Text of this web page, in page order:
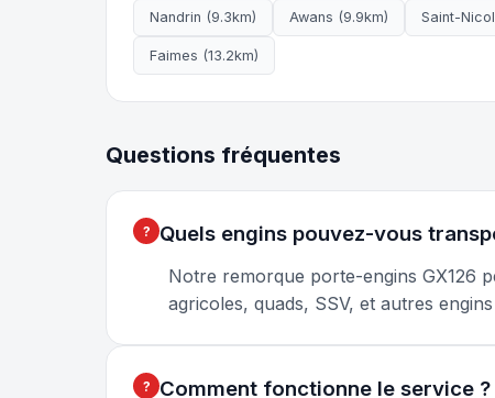
Nandrin (9.3km) Awans (9.9km) Saint-
Faimes (13.2km)
Questions fréquentes
Quels engins pouvez-vous
Notre remorque porte-engins GX126
agricoles, quads, SSV, et autres
Comment fonctionne le service ?